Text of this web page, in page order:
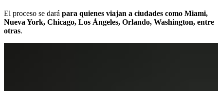
El proceso se dará para quienes viajan a ciudades como Miami,
Nueva York, Chicago, Los Ángeles, Orlando, Washington, entre
otras.